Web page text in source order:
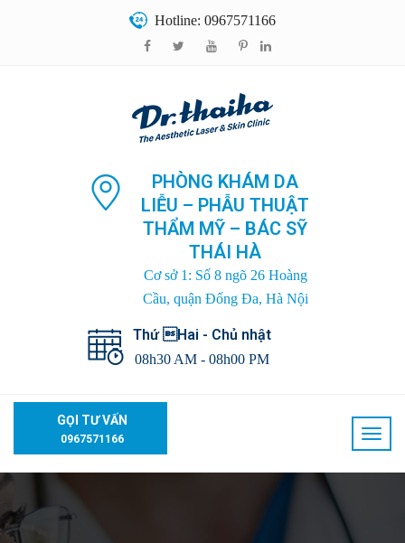
Hotline: 0967571166
PHÒNG KHÁM DA
LIỄU – PHẪU THUẬT
THẨM MỸ – BÁC SỸ
THÁI HÀ
Cơ sở 1: Số 8 ngõ 26 Hoàng
Cầu, quận Đống Đa, Hà Nội
Thứ Hai - Chủ nhật
08h30 AM - 08h00 PM
GỌI TƯ VẤN
0967571166